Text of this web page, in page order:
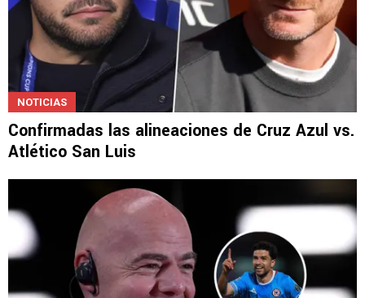
NOTICIAS
Confirmadas las alineaciones de Cruz Azul vs.
Atlético San Luis